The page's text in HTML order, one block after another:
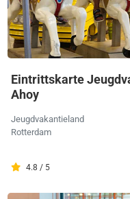
Eintrittskarte
Ahoy
Jeugdvakantieland
Rotterdam
4.8 / 5